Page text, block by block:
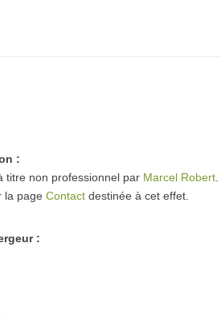
:
titre non professionnel par Marcel Robert
la page Contact destinée à cet effet.
: